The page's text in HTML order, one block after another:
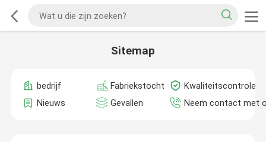
Sitemap
bedrijf Fabriekstocht
Kwaliteitscontrole
Nieuws
Gevallen Neem contact met